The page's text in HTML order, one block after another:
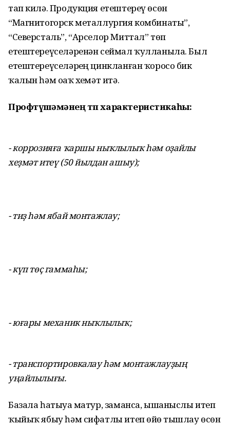
тап килә. Продукция етештереү өсөн
“Магнитогорск металлургия комбинаты”,
“Северсталь”, “Арселор Миттал” төп
етештереүселәренән сеймал ҡулланыла. Был
етештереүселәрҙең цинкланған ҡоросо бик
ҡалын һәм оҙаҡ хеҙмәт итә.
Профтүшәмәнең төп характеристикаһы:
- коррозияға ҡаршы ныҡлылыҡ һәм оҙайлы
хеҙмәт итеү (50 йылдан ашыу);
- тиҙ һәм ябай монтажлау;
- күп төҫ гаммаһы;
- юғары механик ныҡлылыҡ;
- транспортировкалау һәм монтажлауҙың
уңайлылығы.
Базала һатыуҙа матур, заманса, ышаныслы итеп
ҡыйыҡ ябыу һәм сифатлы итеп өйҙө тышлау өсөн